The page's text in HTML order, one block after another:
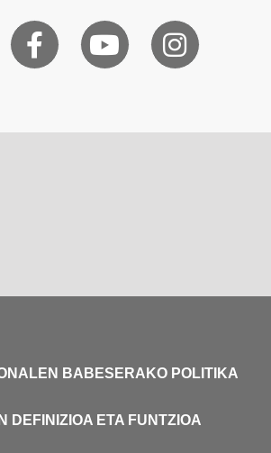
BABESERAKO POLITIKA
DEFINIZIOA ETA FUNTZIOA